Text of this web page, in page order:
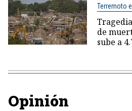
Terremoto
de
sube a
Opinión